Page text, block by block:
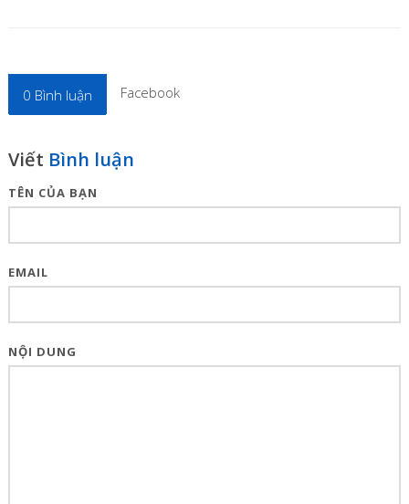
0 Bình luận Facebook
Viết Bình luận
TÊN CỦA BẠN
EMAIL
NỘI DUNG